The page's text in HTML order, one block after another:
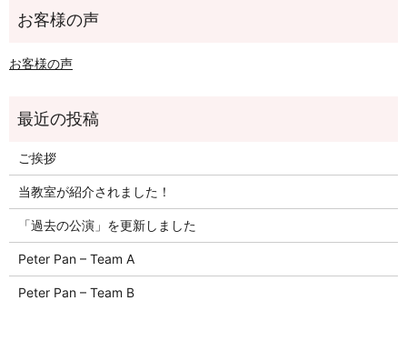
お客様の声
ご挨拶
当教室が紹介されました！
「過去の公演」を更新しました
Peter Pan – Team A
Peter Pan – Team B